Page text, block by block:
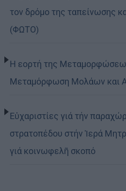
τον δρόμο της ταπείνωσης
(ΦΩΤΟ)
Η εορτή της
Μεταμόρφωση Μολάων και
Εὐχαριστίες γιά τήν
στρατοπέδου στήν Ἱερά
γιά κοινωφελῆ σκοπό